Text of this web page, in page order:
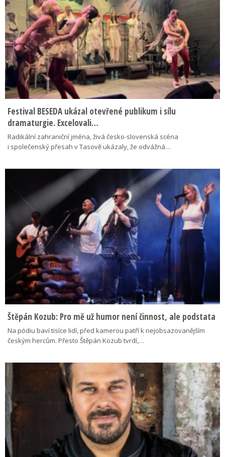
Festival BESEDA ukázal otevřené publikum i sílu
dramaturgie. Excelovali…
Radikální zahraniční jména, živá česko-slovenská scéna
i společenský přesah v Tasově ukázaly, že odvážná…
Štěpán Kozub: Pro mě už humor není činnost, ale podstata
Na pódiu baví tisíce lidí, před kamerou patří k nejobsazovanějším
českým hercům. Přesto Štěpán Kozub tvrdí,…